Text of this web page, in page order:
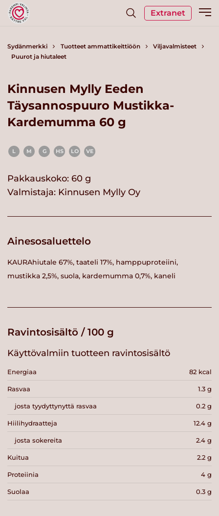
Extranet
Sydänmerkki Tuotteet ammattikeittiöön
Viljavalmisteet
Puurot ja hiutaleet
Kinnusen Mylly Eeden
Täysannospuuro Mustikka-
Kardemumma 60 g
L M G HS LO VE
Pakkauskoko: 60 g
Valmistaja: Kinnusen Mylly Oy
Ainesosaluettelo
KAURAhiutale 67%, taateli 17%, hamppuproteiini,
mustikka 2,5%, suola, kardemumma 0,7%, kaneli
Ravintosisältö / 100 g
Käyttövalmiin tuotteen ravintosisältö
Energiaa 82 kcal
Rasvaa 1.3 g
josta tyydyttynyttä rasvaa 0.2 g
Hiilihydraatteja 12.4 g
josta sokereita 2.4 g
Kuitua 2.2 g
Proteiinia 4 g
Suolaa 0.3 g